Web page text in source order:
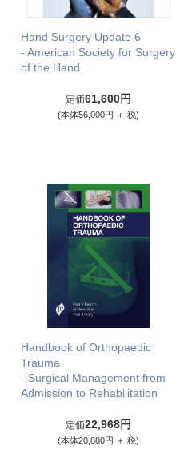
Hand Surgery Update 6
- American Society for Surgery
of the Hand
定価61,600円
(本体56,000円 ＋ 税)
Handbook of Orthopaedic
Trauma
- Surgical Management from
Admission to Rehabilitation
定価22,968円
(本体20,880円 ＋ 税)